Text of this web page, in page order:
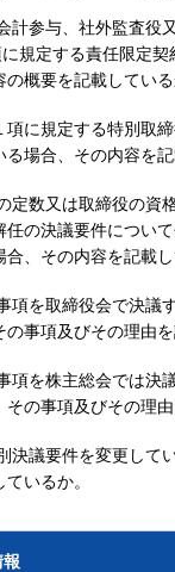
計参与、社外監査役
規定する責任限定
概要を記載している
項に規定する特別取
場合、その内容を記
定数又は取締役の資
任の決議要件につい
、その内容を記載し
項を取締役会で決議
の事項及びその理由を
項を株主総会では決
の事項及びその理由
決議要件を変更して
いるか。